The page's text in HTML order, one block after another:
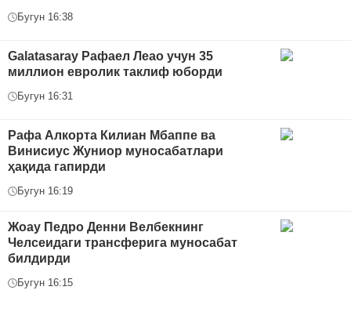
Бугун 16:38
Galatasaray Рафаел Леао учун 35
миллион евролик таклиф юборди
Бугун 16:31
Рафа Алкорта Килиан Мбаппе ва
Винисиус Жуниор муносабатлари
ҳақида гапирди
Бугун 16:19
Жоау Педро Денни Велбекнинг
Челсеидаги трансферига муносабат
билдирди
Бугун 16:15